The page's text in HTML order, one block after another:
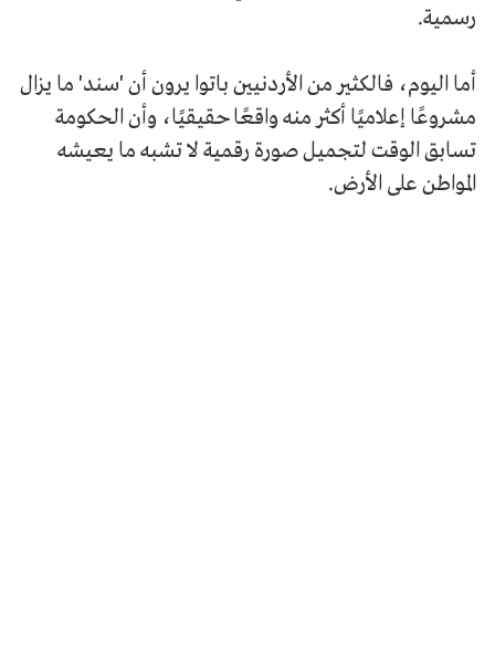
رسمية.
أما اليوم، فالكثير من الأردنيين باتوا يرون أن 'سند' ما يزال
مشروعًا إعلاميًا أكثر منه واقعًا حقيقيًا، وأن الحكومة
تسابق الوقت لتجميل صورة رقمية لا تشبه ما يعيشه
المواطن على الأرض.